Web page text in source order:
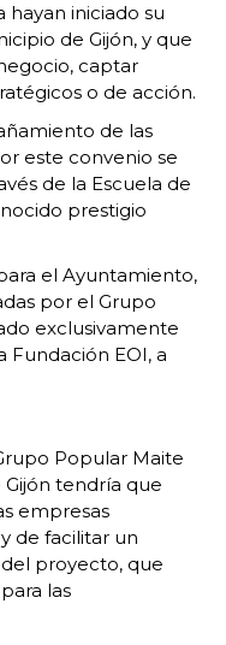
iniciado su
de Gijón, y que
captar
o de acción.
de las
este convenio se
de la Escuela de
prestigio
el Ayuntamiento,
por el Grupo
exclusivamente
Fundación EOI, a
Popular Maite
tendría que
empresas
de facilitar un
proyecto, que
las